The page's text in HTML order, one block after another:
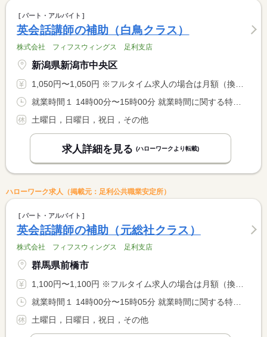
パート・アルバイト
英会話講師の補助（白鳥クラス）
株式会社 フィフスウィングス 足利支店
新潟県新潟市中央区
1,050円〜1,050円 ※フルタイム求人の場合は月額（換算額）、パート求人の場合は時間額を表示しています。
就業時間１ 14時00分〜15時00分 就業時間に関する特記事項 幼稚園の長期休暇期間中（夏休み等）や、早帰りの場合、レッスン <BR> 時間の変更があります。
土曜日，日曜日，祝日，その他
求人詳細を見る (ハローワークより転載)
ハローワーク求人（掲載元：足利公共職業安定所）
パート・アルバイト
英会話講師の補助（元総社クラス）
株式会社 フィフスウィングス 足利支店
群馬県前橋市
1,100円〜1,100円 ※フルタイム求人の場合は月額（換算額）、パート求人の場合は時間額を表示しています。
就業時間１ 14時00分〜15時05分 就業時間に関する特記事項 幼稚園の長期休暇期間中（夏休み等）や、早帰りの場合、レッスン <BR> 時間の変更があります。
土曜日，日曜日，祝日，その他